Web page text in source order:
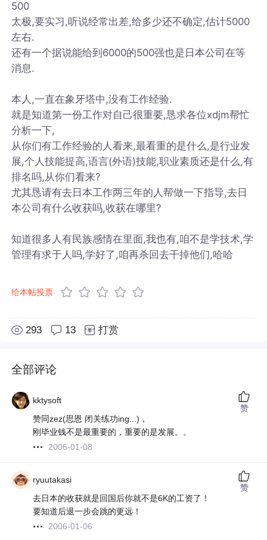
500
太极,要实习,听说经常出差,给多少还不确定,估计5000
左右.
还有一个据说能给到6000的500强也是日本公司在等
消息.
本人,一直在象牙塔中,没有工作经验.
就是知道第一份工作对自己很重要,恳求各位xdjm帮忙
分析一下,
从你们有工作经验的人看来,最看重的是什么,是行业发
展,个人技能提高,语言(外语)技能,职业素质还是什么,有
排名吗,从你们看来?
尤其恳请有去日本工作两三年的人帮做一下指导,去日
本公司有什么收获吗,收获在哪里?
知道很多人有民族感情在里面,我也有,咱不是学技术,学
管理有求于人吗,学好了,咱再杀回去干掉他们,哈哈
给本帖投票
293 13 打赏
全部评论
kktysoft
赞同zez(思恩 闭关练功ing...)，
刚毕业钱不是最重要的，重要的是发展。。
2006-01-08
赞
ryuutakasi
去日本的收获就是回国后你就不是6K的工资了！
要知道后退一步会跳的更远！
2006-01-06
赞